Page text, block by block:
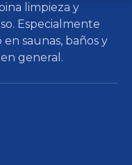
limpieza y
Especialmente
saunas, baños y
general.